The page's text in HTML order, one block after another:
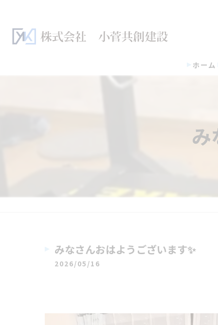
ホーム
み
みなさんおはようございます✨
2026/05/16